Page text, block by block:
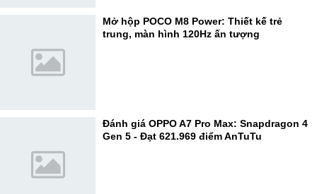
Mở hộp POCO M8 Power: Thiết kế trẻ
trung, màn hình 120Hz ấn tượng
Đánh giá OPPO A7 Pro Max: Snapdragon 4
Gen 5 - Đạt 621.969 điểm AnTuTu